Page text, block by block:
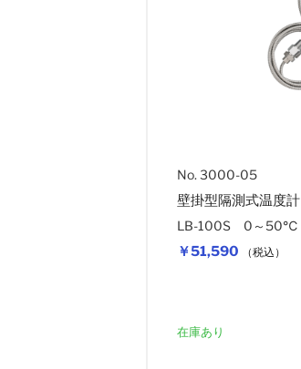
￥51,590 （税込）
No. 3000-05
壁掛型隔測式温度計
LB-100S 0～50℃
在庫あり